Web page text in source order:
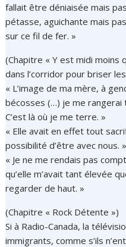
fallait être déniaisée mais
pétasse, aguichante mais
sur ce fil de fer. »
(Chapitre « Y est midi
dans l’corridor pour briser
« L’image de ma mère, à
bécosses (…) je me rangerai
C’est là où je me terre. »
« Elle avait en effet tout
possibilité d’être avec nous. »
« Je ne me rendais pas
qu’elle m’avait tant élevée
regarder de haut. »
(Chapitre « Rock Détente »)
Si à Radio-Canada, la
immigrants, comme s’ils